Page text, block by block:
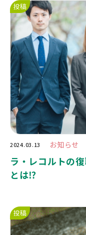
投稿
2024.03.13 お知らせ
ラ・レコルトの
とは⁉️
投稿